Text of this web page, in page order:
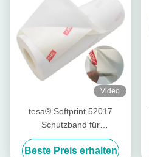
Video
tesa® Softprint 52017
Schutzband für
Druckzylinder- Weich
Beste Preis erhalten